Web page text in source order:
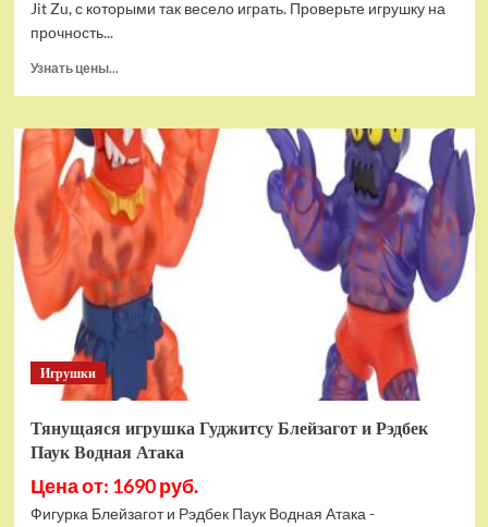
Jit Zu, с которыми так весело играть. Проверьте игрушку на
прочность...
Узнать цены...
Набор
тянущихся
фигурок
Гуджитсу
Тайгор
и
Вайпер
Игрушки
Тянущаяся игрушка Гуджитсу Блейзагот и Рэдбек
Паук Водная Атака
Цена от: 1690 руб.
Фигурка Блейзагот и Рэдбек Паук Водная Атака -